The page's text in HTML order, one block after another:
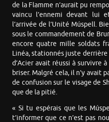
de la Flamme n’aurait pu
vaincu l’ennemi devant lui
l’arrivée de l’Unité Múspell.
sous le commandement de
encore quatre mille soldats
Linéa, stationnés juste
d’Acier avait réussi à survivre
briser. Malgré cela, il n’y avait
de confusion sur le visage de
que de la pitié.
« Si tu espérais que les
t’informer que ce n’est pas